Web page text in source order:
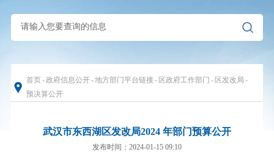
首页-政府信息公开-地方部门平台链接- 区政府工作部门 - 区发改局 -
预决算公开
武汉市东西湖区发改局2024 年部门预算公开
发布时间：2024-01-15 09:10